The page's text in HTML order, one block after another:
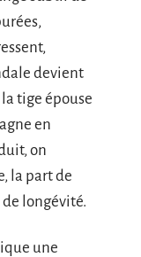
devient
tige épouse
en
on
la part de
longévité.
une